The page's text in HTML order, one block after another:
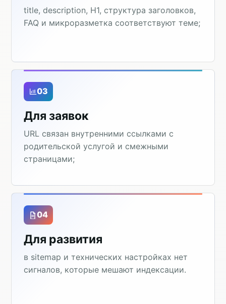
title, description, H1, структура заголовков,
FAQ и микроразметка соответствуют теме;
03
Для заявок
URL связан внутренними ссылками с
родительской услугой и смежными
страницами;
04
Для развития
в sitemap и технических настройках нет
сигналов, которые мешают индексации.